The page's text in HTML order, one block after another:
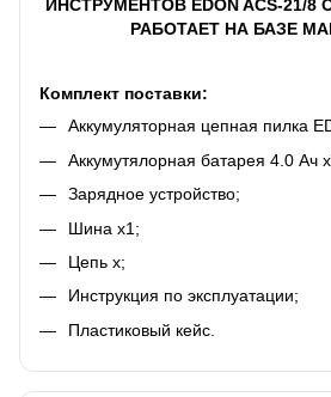
ИНСТРУМЕНТОВ EDON ACS-21/
РАБОТАЕТ НА БАЗЕ
Комплект поставки:
Аккумуляторная цепная пилка
Аккумутялорная батарея 4.0 Ач
Зарядное устройство;
Шина х1;
Цепь х;
Инструкция по эксплуатации;
Пластиковый кейс.